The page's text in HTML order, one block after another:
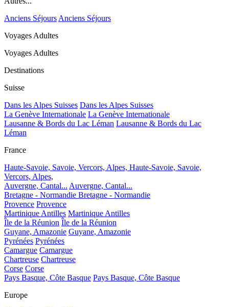
Anciens Séjours Anciens Séjours
Voyages Adultes
Voyages Adultes
Destinations
Suisse
Dans les Alpes Suisses Dans les Alpes Suisses
La Genève Internationale La Genève Internationale
Lausanne & Bords du Lac Léman Lausanne & Bords du Lac
Léman
France
Haute-Savoie, Savoie, Vercors, Alpes, Haute-Savoie, Savoie,
Vercors, Alpes,
Auvergne, Cantal... Auvergne, Cantal...
Bretagne - Normandie Bretagne - Normandie
Provence Provence
Martinique Antilles Martinique Antilles
Île de la Réunion Île de la Réunion
Guyane, Amazonie Guyane, Amazonie
Pyrénées Pyrénées
Camargue Camargue
Chartreuse Chartreuse
Corse Corse
Pays Basque, Côte Basque Pays Basque, Côte Basque
Europe